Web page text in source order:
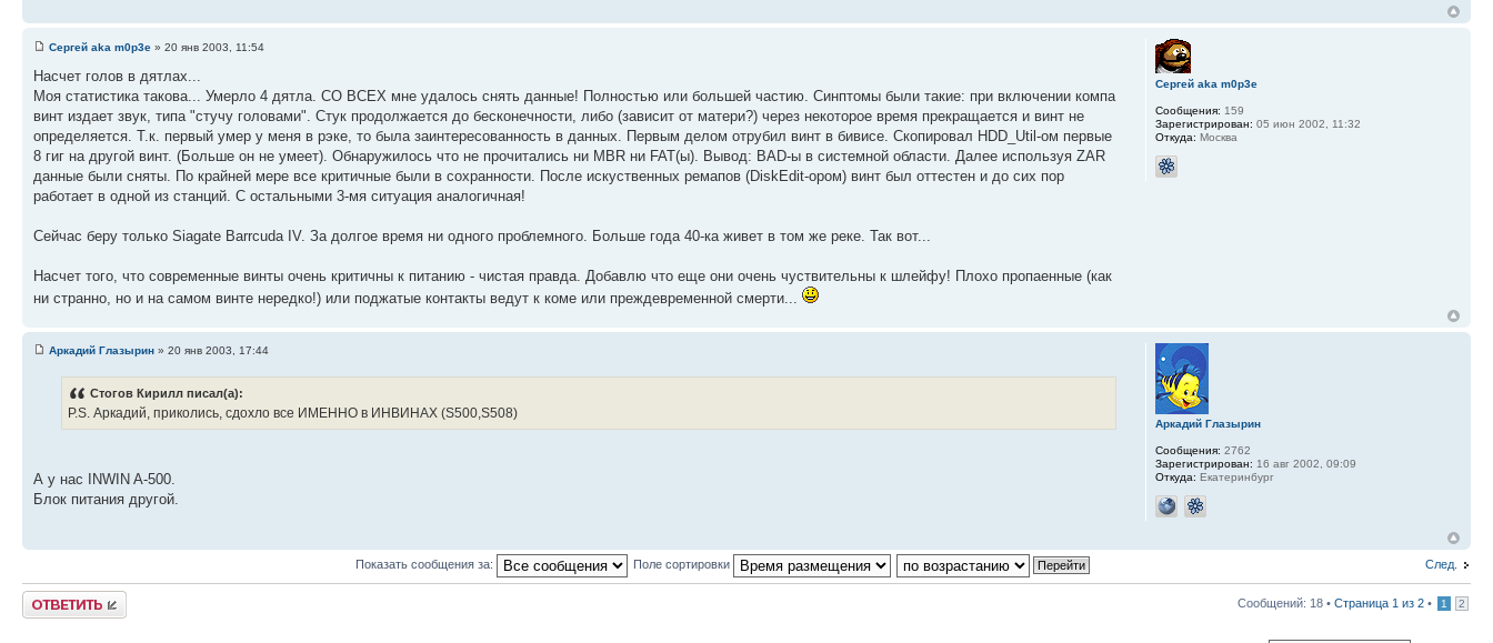
Сергей aka m0p3e » 20 янв 2003, 11:54
Насчет голов в дятлах...
Моя статистика такова... Умерло 4 дятла. СО ВСЕХ мне удалось снять данные! Полностью или большей частию. Синптомы были такие: при включении компа
винт издает звук, типа "стучу головами". Стук продолжается до бесконечности, либо (зависит от матери?) через некоторое время прекращается и винт не
определяется. Т.к. первый умер у меня в рэке, то была заинтересованность в данных. Первым делом отрубил винт в бивисе. Скопировал HDD_Util-ом первые
8 гиг на другой винт. (Больше он не умеет). Обнаружилось что не прочитались ни MBR ни FAT(ы). Вывод: BAD-ы в системной области. Далее используя ZAR
данные были сняты. По крайней мере все критичные были в сохранности. После искуственных ремапов (DiskEdit-ором) винт был оттестен и до сих пор
работает в одной из станций. С остальными 3-мя ситуация аналогичная!
Сейчас беру только Siagate Barrcuda IV. За долгое время ни одного проблемного. Больше года 40-ка живет в том же реке. Так вот...
Насчет того, что современные винты очень критичны к питанию - чистая правда. Добавлю что еще они очень чуствительны к шлейфу! Плохо пропаенные (как
ни странно, но и на самом винте нередко!) или поджатые контакты ведут к коме или преждевременной смерти...
Сергей aka m0p3e
Сообщения: 159
Зарегистрирован: 05 июн 2002, 11:32
Откуда: Москва
Аркадий Глазырин » 20 янв 2003, 17:44
Стогов Кирилл писал(а):
P.S. Аркадий, приколись, сдохло все ИМЕННО в ИНВИНАХ (S500,S508)
А у нас INWIN A-500.
Блок питания другой.
Аркадий Глазырин
Сообщения: 2762
Зарегистрирован: 16 авг 2002, 09:09
Откуда: Екатеринбург
След.
Показать сообщения за: Поле сортировки
Ответить Сообщений: 18 • Страница 1 из 2 • 1 2